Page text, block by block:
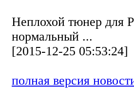
Неплохой тюнер для
нормальный ...
[2015-12-25 05:53:24]
полная версия